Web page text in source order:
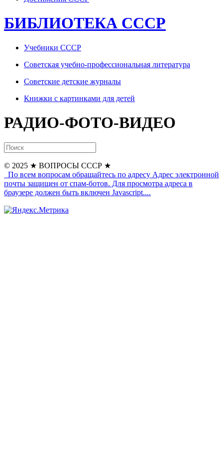
БИБЛИОТЕКА СССР
Учебники СССР
Советская учебно-профессиональная литература
Советские детские журналы
Книжки с картинками для детей
РАДИО-ФОТО-ВИДЕО
© 2025 ★ ВОПРОСЫ СССР ★
По всем вопросам обращайтесь по адресу Адрес электронной
почты защищен от спам-ботов. Для просмотра адреса в
браузере должен быть включен Javascript....